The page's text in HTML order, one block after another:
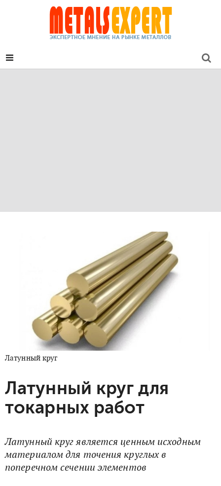
Латунный круг
Латунный круг для
токарных работ
Латунный круг является ценным исходным
материалом для точения круглых в
поперечном сечении элементов